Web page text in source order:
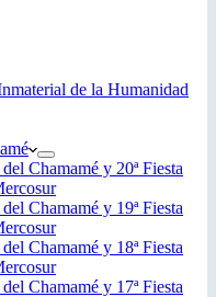
de la Humanidad
Chamamé y 20ª Fiesta
Chamamé y 19ª Fiesta
Chamamé y 18ª Fiesta
Chamamé y 17ª Fiesta